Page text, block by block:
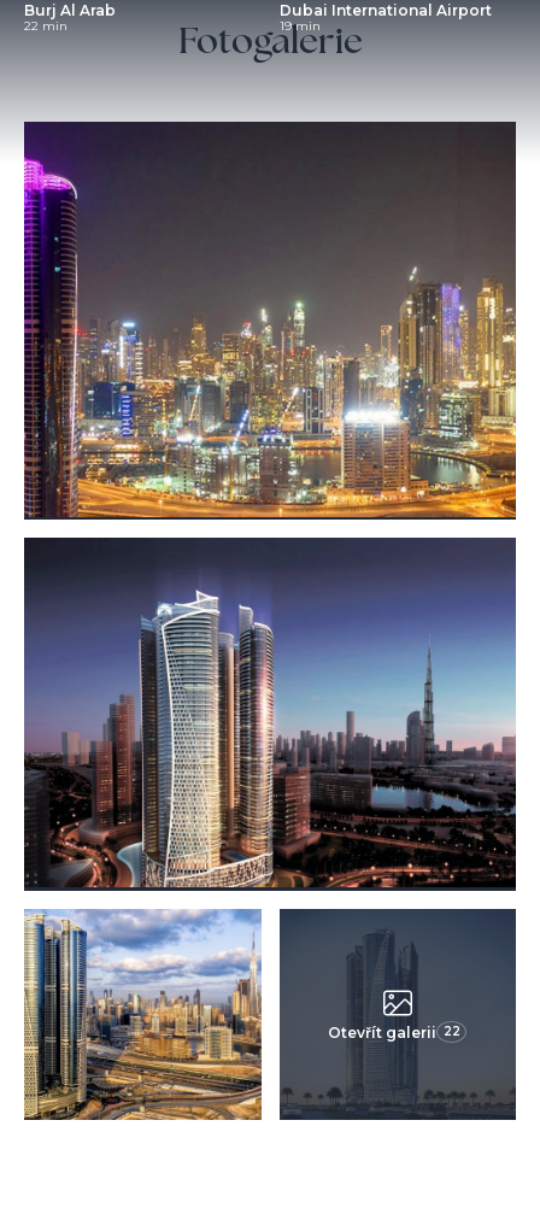
Burj Al Arab
22 min
Dubai International Airport
19 min
Fotogalerie
Otevřít galerii 22